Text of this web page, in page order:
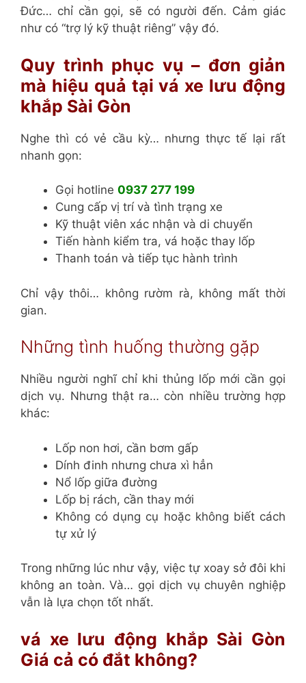
Đức… chỉ cần gọi, sẽ có người đến. Cảm giác
như có “trợ lý kỹ thuật riêng” vậy đó.
Quy trình phục vụ – đơn giản
mà hiệu quả tại vá xe lưu động
khắp Sài Gòn
Nghe thì có vẻ cầu kỳ… nhưng thực tế lại rất
nhanh gọn:
Gọi hotline 0937 277 199
Cung cấp vị trí và tình trạng xe
Kỹ thuật viên xác nhận và di chuyển
Tiến hành kiểm tra, vá hoặc thay lốp
Thanh toán và tiếp tục hành trình
Chỉ vậy thôi… không rườm rà, không mất thời
gian.
Những tình huống thường gặp
Nhiều người nghĩ chỉ khi thủng lốp mới cần gọi
dịch vụ. Nhưng thật ra… còn nhiều trường hợp
khác:
Lốp non hơi, cần bơm gấp
Dính đinh nhưng chưa xì hẳn
Nổ lốp giữa đường
Lốp bị rách, cần thay mới
Không có dụng cụ hoặc không biết cách
tự xử lý
Trong những lúc như vậy, việc tự xoay sở đôi khi
không an toàn. Và… gọi dịch vụ chuyên nghiệp
vẫn là lựa chọn tốt nhất.
vá xe lưu động khắp Sài Gòn
Giá cả có đắt không?